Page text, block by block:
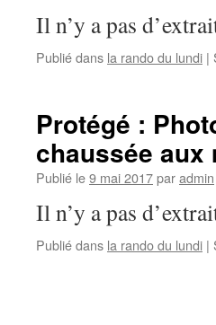
Il n’y a pas
Publié dans la rando du lundi |
Protégé :
chaussée aux
Publié le9 mai 2017paradmin
Il n’y a pas
Publié dans la rando du lundi |